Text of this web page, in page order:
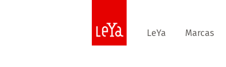
LeYa Marcas